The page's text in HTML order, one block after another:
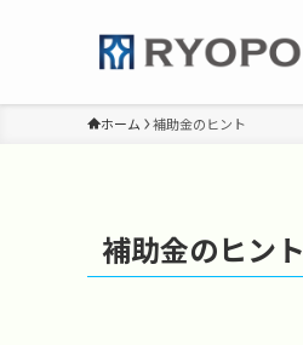
ホーム 補助金のヒント
補助金のヒント